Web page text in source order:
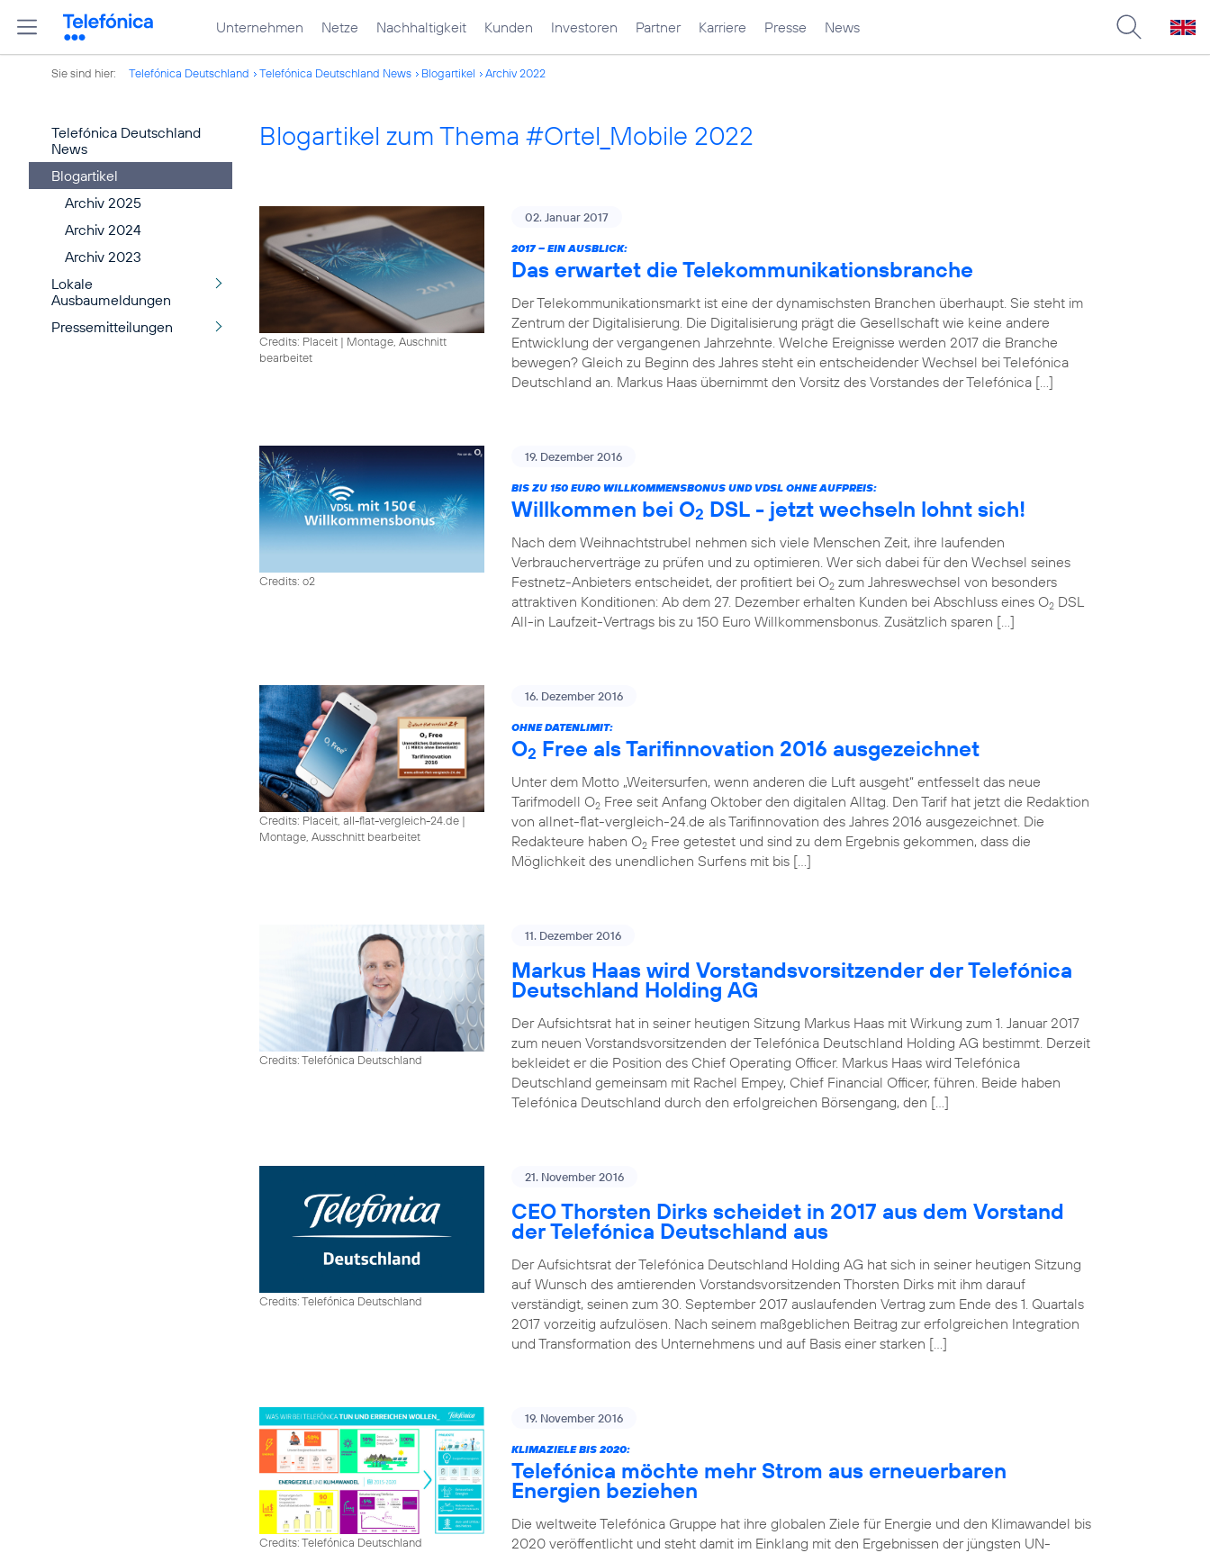
Unternehmen Netze Nachhaltigkeit Kunden Investoren Partner Karriere Presse News
Sie sind hier: Telefónica Deutschland Telefónica Deutschland News Blogartikel Archiv 2022
Telefónica Deutschland
News
Blogartikel
Archiv 2025
Archiv 2024
Archiv 2023
Lokale
Ausbaumeldungen
Pressemitteilungen
Blogartikel zum Thema #Ortel_Mobile 2022
Credits: Placeit | Montage, Auschnitt
bearbeitet
02. Januar 2017
2017 – EIN AUSBLICK:
Das erwartet die Telekommunikationsbranche
Der Telekommunikationsmarkt ist eine der dynamischsten Branchen überhaupt. Sie steht im
Zentrum der Digitalisierung. Die Digitalisierung prägt die Gesellschaft wie keine andere
Entwicklung der vergangenen Jahrzehnte. Welche Ereignisse werden 2017 die Branche
bewegen? Gleich zu Beginn des Jahres steht ein entscheidender Wechsel bei Telefónica
Deutschland an. Markus Haas übernimmt den Vorsitz des Vorstandes der Telefónica […]
Credits: o2
19. Dezember 2016
BIS ZU 150 EURO WILLKOMMENSBONUS UND VDSL OHNE AUFPREIS:
Willkommen bei O2 DSL - jetzt wechseln lohnt sich!
Nach dem Weihnachtstrubel nehmen sich viele Menschen Zeit, ihre laufenden
Verbraucherverträge zu prüfen und zu optimieren. Wer sich dabei für den Wechsel seines
Festnetz-Anbieters entscheidet, der profitiert bei O2 zum Jahreswechsel von besonders
attraktiven Konditionen: Ab dem 27. Dezember erhalten Kunden bei Abschluss eines O2 DSL
All-in Laufzeit-Vertrags bis zu 150 Euro Willkommensbonus. Zusätzlich sparen […]
Credits: Placeit, all-flat-vergleich-24.de |
Montage, Ausschnitt bearbeitet
16. Dezember 2016
OHNE DATENLIMIT:
O2 Free als Tarifinnovation 2016 ausgezeichnet
Unter dem Motto „Weitersurfen, wenn anderen die Luft ausgeht“ entfesselt das neue
Tarifmodell O2 Free seit Anfang Oktober den digitalen Alltag. Den Tarif hat jetzt die Redaktion
von allnet-flat-vergleich-24.de als Tarifinnovation des Jahres 2016 ausgezeichnet. Die
Redakteure haben O2 Free getestet und sind zu dem Ergebnis gekommen, dass die
Möglichkeit des unendlichen Surfens mit bis […]
Credits: Telefónica Deutschland
11. Dezember 2016
Markus Haas wird Vorstandsvorsitzender der Telefónica
Deutschland Holding AG
Der Aufsichtsrat hat in seiner heutigen Sitzung Markus Haas mit Wirkung zum 1. Januar 2017
zum neuen Vorstandsvorsitzenden der Telefónica Deutschland Holding AG bestimmt. Derzeit
bekleidet er die Position des Chief Operating Officer. Markus Haas wird Telefónica
Deutschland gemeinsam mit Rachel Empey, Chief Financial Officer, führen. Beide haben
Telefónica Deutschland durch den erfolgreichen Börsengang, den […]
Credits: Telefónica Deutschland
21. November 2016
CEO Thorsten Dirks scheidet in 2017 aus dem Vorstand
der Telefónica Deutschland aus
Der Aufsichtsrat der Telefónica Deutschland Holding AG hat sich in seiner heutigen Sitzung
auf Wunsch des amtierenden Vorstandsvorsitzenden Thorsten Dirks mit ihm darauf
verständigt, seinen zum 30. September 2017 auslaufenden Vertrag zum Ende des 1. Quartals
2017 vorzeitig aufzulösen. Nach seinem maßgeblichen Beitrag zur erfolgreichen Integration
und Transformation des Unternehmens und auf Basis einer starken […]
Credits: Telefónica Deutschland
19. November 2016
KLIMAZIELE BIS 2020:
Telefónica möchte mehr Strom aus erneuerbaren
Energien beziehen
Die weltweite Telefónica Gruppe hat ihre globalen Ziele für Energie und den Klimawandel bis
2020 veröffentlicht und steht damit im Einklang mit den Ergebnissen der jüngsten UN-